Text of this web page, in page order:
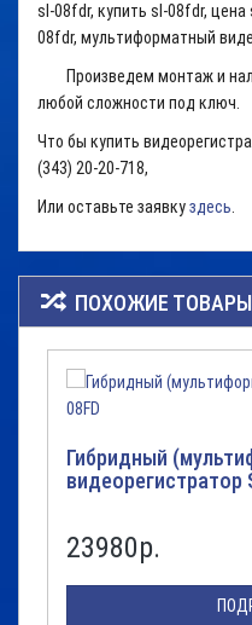
sl-08fdr, купить sl-08fdr,
08fdr, мультиформатный
Произведем монтаж и
любой сложности под ключ.
Что бы купить
(343) 20-20-718,
Или оставьте заявкуздесь
ПОХОЖИЕ ТОВАРЫ
Гибридный
видеорегистратор
23980р.